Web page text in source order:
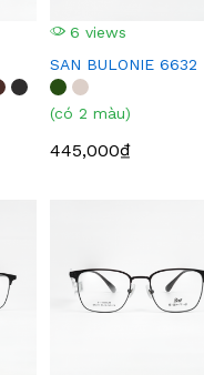
6 views
SAN BULONIE 6632
(có 2 màu)
445,000₫